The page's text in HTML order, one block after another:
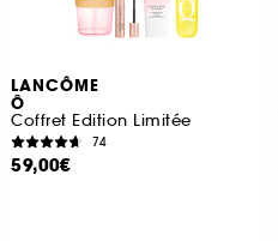
LANCÔME
Ô
Coffret Edition Limitée
74
59,00€